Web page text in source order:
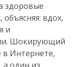
здоровые
вдох,
и
Шокирующий
Интернете,